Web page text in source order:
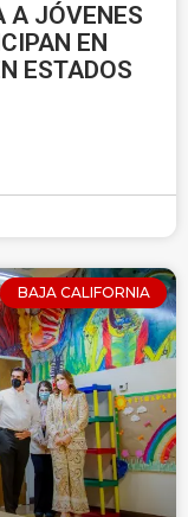
A JÓVENES
EN
ESTADOS
BAJA CALIFORNIA